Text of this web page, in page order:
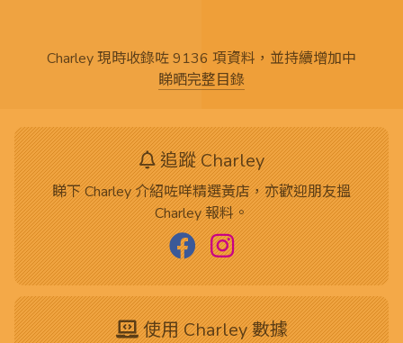
Charley 現時收錄咗 9136 項資料，並持續增加中
睇晒完整目錄
追蹤 Charley
睇下 Charley 介紹咗咩精選黃店，亦歡迎朋友搵
Charley 報料。
使用 Charley 數據